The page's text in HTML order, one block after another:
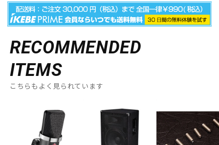
RECOMMENDED
ITEMS
こちらもよく見られています